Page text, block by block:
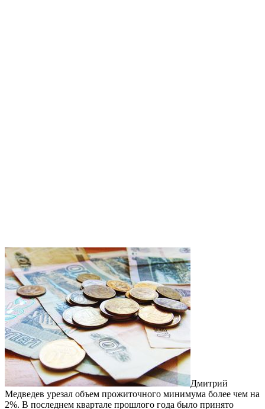
Дмитрий
Медведев урезал объем прожиточного минимума более чем на
2%. В последнем квартале прошлого года было принято